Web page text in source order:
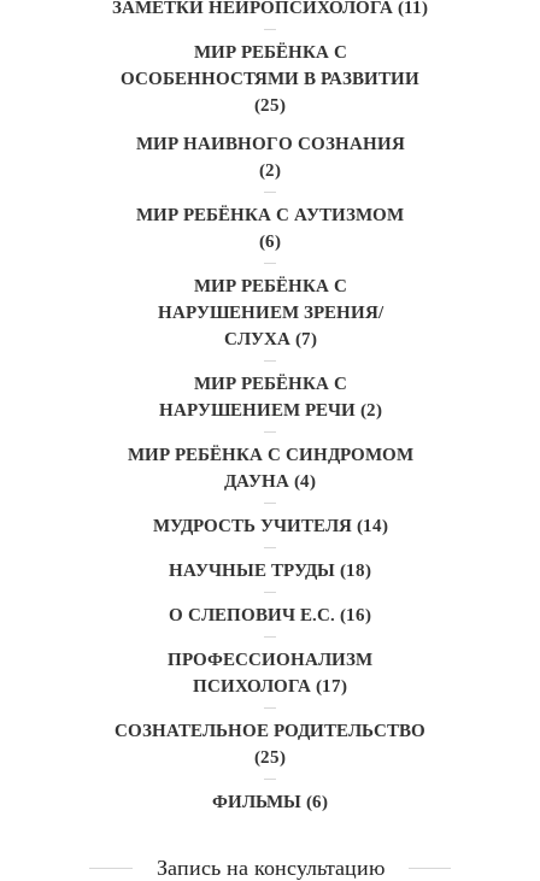
ЗАМЕТКИ НЕЙРОПСИХОЛОГА (11)
МИР РЕБЁНКА С
ОСОБЕННОСТЯМИ В РАЗВИТИИ
(25)
МИР НАИВНОГО СОЗНАНИЯ
(2)
МИР РЕБЁНКА С АУТИЗМОМ
(6)
МИР РЕБЁНКА С
НАРУШЕНИЕМ ЗРЕНИЯ/
СЛУХА (7)
МИР РЕБЁНКА С
НАРУШЕНИЕМ РЕЧИ(2)
МИР РЕБЁНКА С СИНДРОМОМ
ДАУНА (4)
МУДРОСТЬ УЧИТЕЛЯ(14)
НАУЧНЫЕ ТРУДЫ (18)
О СЛЕПОВИЧ Е.С. (16)
ПРОФЕССИОНАЛИЗМ
ПСИХОЛОГА (17)
СОЗНАТЕЛЬНОЕ РОДИТЕЛЬСТВО
(25)
ФИЛЬМЫ (6)
Запись на консультацию